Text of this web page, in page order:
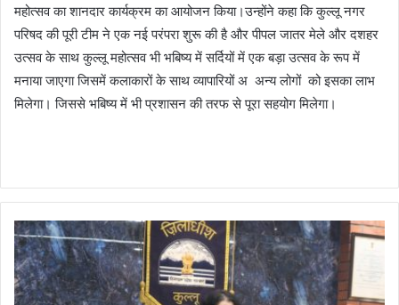
महोत्सव का शानदार कार्यक्रम का आयोजन किया।उन्होंने कहा कि कुल्लू नगर
परिषद की पूरी टीम ने एक नई परंपरा शुरू की है और पीपल जातर मेले और दशहर
उत्सव के साथ कुल्लू महोत्सव भी भबिष्य में सर्दियों में एक बड़ा उत्सव के रूप में
मनाया जाएगा जिसमें कलाकारों के साथ व्यापारियों अ अन्य लोगों को इसका लाभ
मिलेगा। जिससे भबिष्य में भी प्रशासन की तरफ से पूरा सहयोग मिलेगा।